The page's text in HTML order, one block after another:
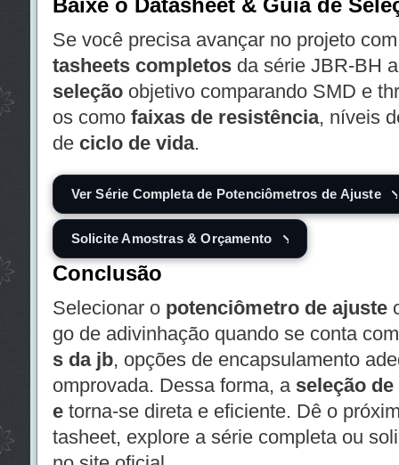
Baixe o Datasheet & Guia de
Se você precisa avançar no projeto
tasheets completosda série JBR-BH
seleçãoobjetivo comparando SMD e
os como faixas de resistência, níveis
de ciclo de vida.
Ver Série Completa de Potenciômetros de Ajuste
Solicite Amostras & Orçamento
Conclusão
Selecionar o potenciômetro de ajuste
go de adivinhação quando se conta
s da jb, opções de encapsulamento
omprovada. Dessa forma, a seleção
etorna-se direta e eficiente. Dê o
tasheet, explore a série completa ou